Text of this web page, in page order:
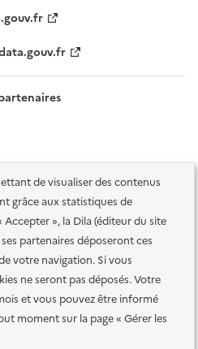
de visualiser des contenus
grâce aux statistiques de
», la Dila (éditeur du site
partenaires déposeront ces
votre navigation. Si vous
ne seront pas déposés. Votre
et vous pouvez être informé
moment sur la page « Gérer les
conforme
Accessibilité des
Données personnelles et sécurité
Gestion des cookies